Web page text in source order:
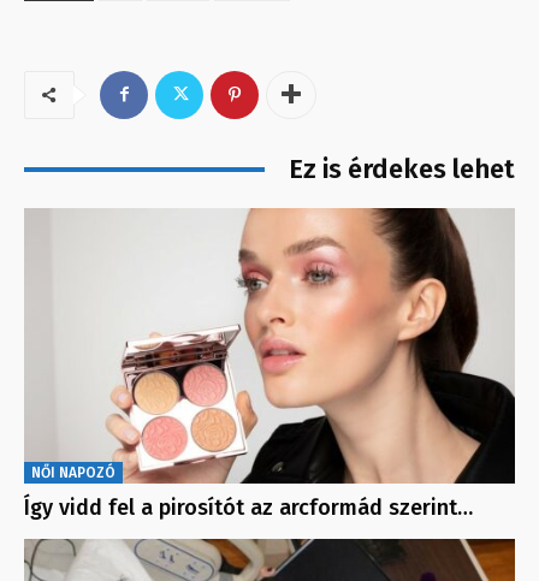
Ez is érdekes lehet
NŐI NAPOZÓ
Így vidd fel a pirosítót az arcformád szerint…